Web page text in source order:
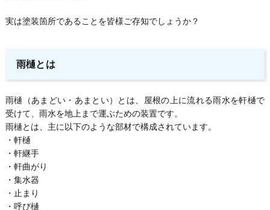
実は塗装箇所であることを皆様ご存知でしょうか？
雨樋とは
雨樋（あまどい・あまとい）とは、屋根の上に流れる雨水を軒樋で
受けて、雨水を地上まで運ぶための装置です。
雨樋とは、主に以下のような部材で構成されています。
・軒樋
・軒継手
・軒曲がり
・集水器
・止まり
・呼び樋